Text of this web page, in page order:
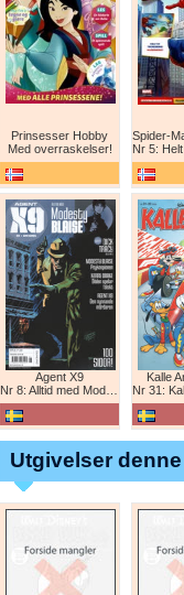
Prinsesser Hobby
Med overraskelser!
Nr 5: Helt ny
Agent X9
Nr 8: Alltid med Modesty Blaise
Kalle
Nr 31:
Utgivelser